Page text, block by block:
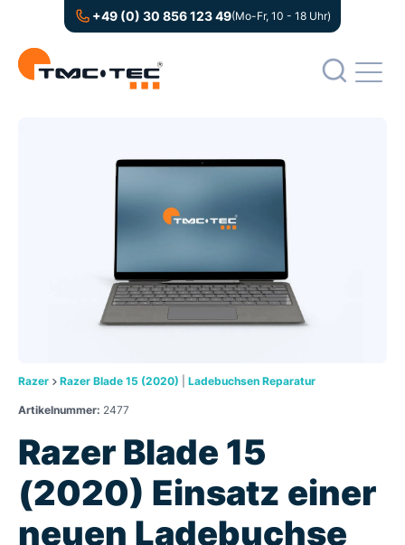
+49 (0) 30 856 123 49(Mo-Fr, 10 - 18 Uhr)
Razer Razer Blade 15 (2020) Ladebuchsen Reparatur
Artikelnummer: 2477
Razer Blade 15
(2020) Einsatz einer
neuen Ladebuchse